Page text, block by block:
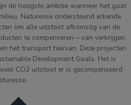
de hoogste ambitie wanneer het gaat
Naturesse ondersteund erkende
om alle uitstoot afkomstig van de
te compenseren – van verkrijgen
het transport hiervan. Deze projecten
Development Goals. Het is
CO2 uitstoot er is gecompenseerd